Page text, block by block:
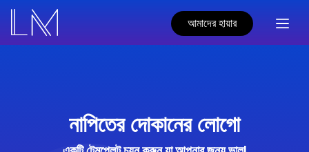
আমাদের হায়ার
নাপিতের দোকানের লোগো